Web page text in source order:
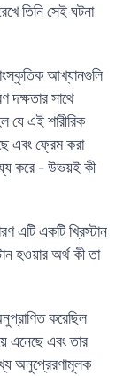
তিনি সেই ঘটনা
আখ্যানগুলি
দক্ষতার সাথে
যে এই শারীরিক
এবং ফ্রেম করা
করে - উভয়ই কী
এটি একটি খ্রিস্টান
হওয়ার অর্থ কী তা
করেছিল
এনেছে এবং তার
অনুপ্রেরণামূলক